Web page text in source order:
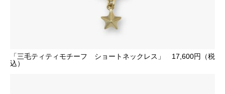
「三毛ティティモチーフ ショートネックレス」 17,600円（税
込）